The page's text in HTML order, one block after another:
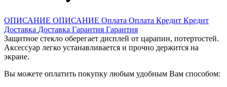
ОПИСАНИЕ ОПИСАНИЕ Оплата Оплата Кредит Кредит
Доставка Доставка Гарантия Гарантия
Защитное стекло оберегает дисплей от царапин, потертостей.
Аксессуар легко устанавливается и прочно держится на
экране.
Вы можете оплатить покупку любым удобным Вам способом: